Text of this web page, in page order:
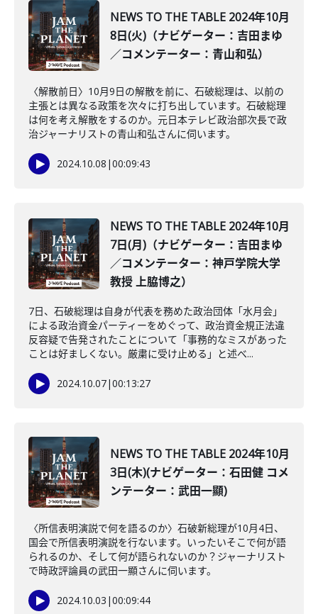
NEWS TO THE TABLE 2024年10月
8日(火)（ナビゲーター：吉田まゆ
／コメンテーター：青山和弘）
〈解散前日〉10月9日の解散を前に、石破総理は、以前の
主張とは異なる政策を次々に打ち出しています。石破総理
は何を考え解散をするのか。元日本テレビ政治部次長で政
治ジャーナリストの青山和弘さんに伺います。
2024.10.08 |00:09:43
NEWS TO THE TABLE 2024年10月
7日(月)（ナビゲーター：吉田まゆ
／コメンテーター：神戸学院大学
教授 上脇博之）
7日、石破総理は自身が代表を務めた政治団体「水月会」
による政治資金パーティーをめぐって、政治資金規正法違
反容疑で告発されたことについて「事務的なミスがあった
ことは好ましくない。厳粛に受け止める」と述べ...
2024.10.07|00:13:27
NEWS TO THE TABLE 2024年10月
3日(木)(ナビゲーター：石田健 コメ
ンテーター：武田一顯)
〈所信表明演説で何を語るのか〉石破新総理が10月4日、
国会で所信表明演説を行ないます。いったいそこで何が語
られるのか、そして何が語られないのか？ジャーナリスト
で時政評論員の武田一顯さんに伺います。
2024.10.03 |00:09:44